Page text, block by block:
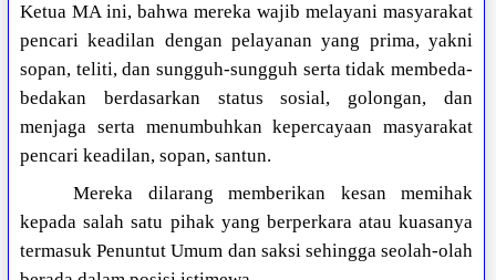
Ketua MA ini, bahwa mereka wajib melayani masyarakat
pencari keadilan dengan pelayanan yang prima, yakni
sopan, teliti, dan sungguh-sungguh serta tidak membeda-
bedakan berdasarkan status sosial, golongan, dan
menjaga serta menumbuhkan kepercayaan masyarakat
pencari keadilan, sopan, santun.
Mereka dilarang memberikan kesan memihak
kepada salah satu pihak yang berperkara atau kuasanya
termasuk Penuntut Umum dan saksi sehingga seolah-olah